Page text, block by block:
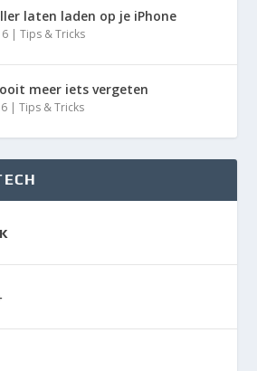
laten laden op je iPhone
|Tips & Tricks
meer iets vergeten
|Tips & Tricks